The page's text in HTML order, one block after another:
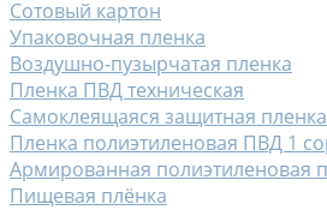
Сотовый картон
Упаковочная пленка
Воздушно-пузырчатая пленка
Пленка ПВД техническая
Самоклеящаяся защитная пленка
Пленка полиэтиленовая ПВД 1
Армированная полиэтиленовая
Пищевая плёнка